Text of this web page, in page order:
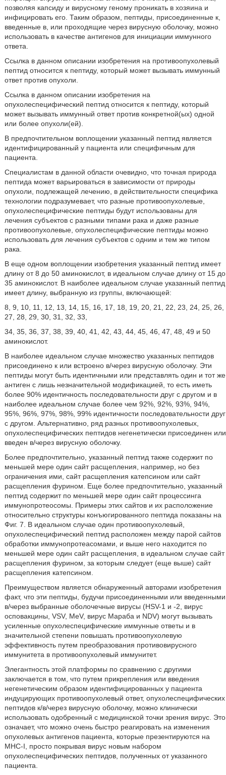
позволяя капсиду и вирусному геному проникать в хозяина и
инфицировать его. Таким образом, пептиды, присоединенные к,
введенные в, или проходящие через вирусную оболочку, можно
использовать в качестве антигенов для инициации иммунного
ответа.
Ссылка в данном описании изобретения на противоопухолевый
пептид относится к пептиду, который может вызывать иммунный
ответ против опухоли.
Ссылка в данном описании изобретения на
опухолеспецифический пептид относится к пептиду, который
может вызывать иммунный ответ против конкретной(ых) одной
или более опухоли(ей).
В предпочтительном воплощении указанный пептид является
идентифицированный у пациента или специфичным для
пациента.
Специалистам в данной области очевидно, что точная природа
пептида может варьироваться в зависимости от природы
опухоли, подлежащей лечению, в действительности специфика
технологии подразумевает, что разные противоопухолевые,
опухолеспецифические пептиды будут использованы для
лечения субъектов с разными типами рака и даже разные
противоопухолевые, опухолеспецифические пептиды можно
использовать для лечения субъектов с одним и тем же типом
рака.
В еще одном воплощении изобретения указанный пептид имеет
длину от 8 до 50 аминокислот, в идеальном случае длину от 15 до
35 аминокислот. В наиболее идеальном случае указанный пептид
имеет длину, выбранную из группы, включающей:
8, 9, 10, 11, 12, 13, 14, 15, 16, 17, 18, 19, 20, 21, 22, 23, 24, 25, 26,
27, 28, 29, 30, 31, 32, 33,
34, 35, 36, 37, 38, 39, 40, 41, 42, 43, 44, 45, 46, 47, 48, 49 и 50
аминокислот.
В наиболее идеальном случае множество указанных пептидов
присоединено к или встроено в/через вирусную оболочку. Эти
пептиды могут быть идентичными или представлять один и тот же
антиген с лишь незначительной модификацией, то есть иметь
более 90% идентичность последовательности друг с другом и в
наиболее идеальном случае более чем 92%, 92%, 93%, 94%,
95%, 96%, 97%, 98%, 99% идентичности последовательности друг
с другом. Альтернативно, ряд разных противоопухолевых,
опухолеспецифических пептидов негенетически присоединен или
введен в/через вирусную оболочку.
Более предпочтительно, указанный пептид также содержит по
меньшей мере один сайт расщепления, например, но без
ограничения ими, сайт расщепления катепсином или сайт
расщепления фурином. Еще более предпочтительно, указанный
пептид содержит по меньшей мере один сайт процессинга
иммунопротеосомы. Примеры этих сайтов и их расположение
относительно структуры конъюгированного пептида показаны на
Фиг. 7. В идеальном случае один противоопухолевый,
опухолеспецифический пептид расположен между парой сайтов
обработки иммунопротеасомами, и выше него находится по
меньшей мере один сайт расщепления, в идеальном случае сайт
расщепления фурином, за которым следует (еще выше) сайт
расщепления катепсином.
Преимуществом является обнаруженный авторами изобретения
факт, что эти пептиды, будучи присоединенными или введенными
в/через выбранные оболочечные вирусы (HSV-1 и -2, вирус
осповакцины, VSV, MeV, вирус Мараба и NDV) могут вызывать
усиленные опухолеспецифические иммунные ответы и в
значительной степени повышать противоопухолевую
эффективность путем преобразования противовирусного
иммунитета в противоопухолевый иммунитет.
Элегантность этой платформы по сравнению с другими
заключается в том, что путем прикрепления или введения
негенетическим образом идентифицированных у пациента
индуцирующих противоопухолевый ответ, опухолеспецифических
пептидов к/в/через вирусную оболочку, можно клинически
использовать одобренный с медицинской точки зрения вирус. Это
означает, что можно очень быстро реагировать на изменения
опухолевых антигенов пациента, которые презентируются на
MHC-I, просто покрывая вирус новым набором
опухолеспецифических пептидов, полученных от указанного
пациента.